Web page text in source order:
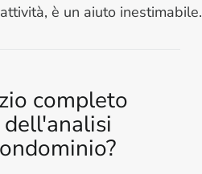
attività, è un aiuto inestimabile.
completo